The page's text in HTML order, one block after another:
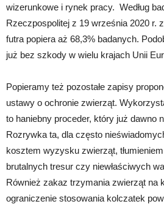
wizerunkowe i rynek pracy. Według
Rzeczpospolitej z 19 września 2020 r.
futra popiera aż 68,3% badanych.
już bez szkody w wielu krajach Unii
Popieramy też pozostałe zapisy
ustawy o ochronie zwierząt.
to haniebny proceder, który już dawno
Rozrywka ta, dla często
kosztem wyzysku zwierząt,
brutalnych tresur czy niewłaściwych
Również zakaz trzymania zwierząt na
ograniczenie stosowania kolczatek